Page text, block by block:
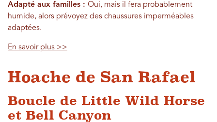
Adapté aux familles : Oui, mais il fera probablement
humide, alors prévoyez des chaussures imperméables
adaptées.
En savoir plus >>
Hoache de San Rafael
Boucle de Little Wild Horse
et Bell Canyon